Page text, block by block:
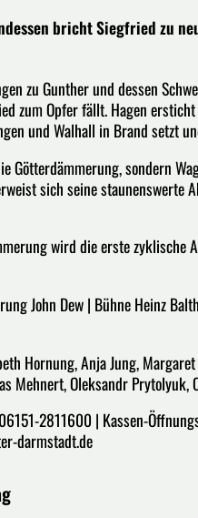
bricht Siegfried zu
zu Gunther und dessen
zum Opfer fällt. Hagen
und Walhall in Brand setzt
Götterdämmerung, sondern
sich seine
wird die erste zyklische
John Dew | Bühne Heinz
Hornung, Anja Jung,
Mehnert, Oleksandr Prytolyuk,
2811600 | Kassen-
darmstadt.de